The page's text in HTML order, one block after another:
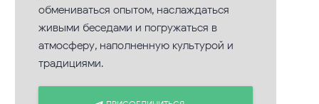
обмениваться опытом, наслаждаться
живыми беседами и погружаться в
атмосферу, наполненную культурой и
традициями.